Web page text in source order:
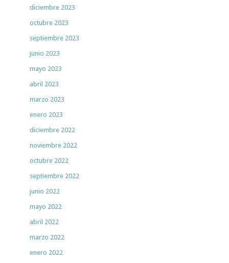
diciembre 2023
octubre 2023
septiembre 2023
junio 2023
mayo 2023
abril 2023
marzo 2023
enero 2023
diciembre 2022
noviembre 2022
octubre 2022
septiembre 2022
junio 2022
mayo 2022
abril 2022
marzo 2022
enero 2022